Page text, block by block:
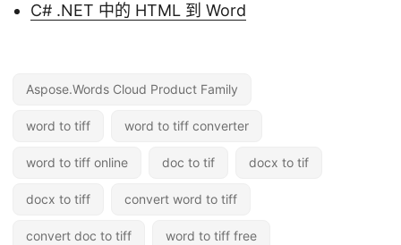
C# .NET 中的 HTML 到 Word
Aspose.Words Cloud Product Family
word to tiff word to tiff converter
word to tiff online doc to tif docx to tif
docx to tiff convert word to tiff
convert doc to tiff word to tiff free